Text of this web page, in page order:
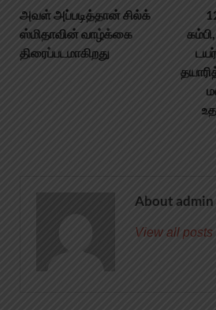
அவள் அப்படித்தான் சில்க்
ஸ்மிதாவின் வாழ்க்கை
திரைப்படமாகிறது
About admin
View all